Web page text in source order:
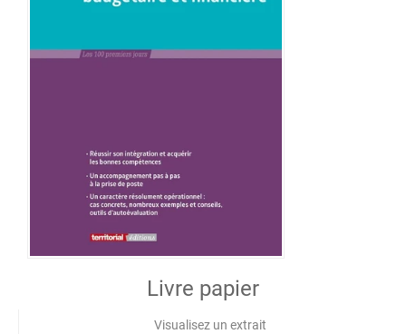
Livre papier
Visualisez un extrait